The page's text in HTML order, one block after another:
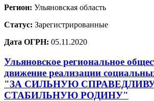
Регион: Ульяновская область
Статус: Зарегистрированные
Дата ОГРН: 05.11.2020
Ульяновское региональное
движение реализации
"ЗА СИЛЬНУЮ
СТАБИЛЬНУЮ РОДИНУ"